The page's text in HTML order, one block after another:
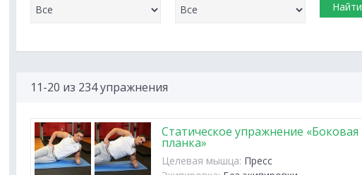
Найти
11-20 из 234 упражнения
Статическое упражнение «Боковая
планка»
Целевая мышца: Пресс